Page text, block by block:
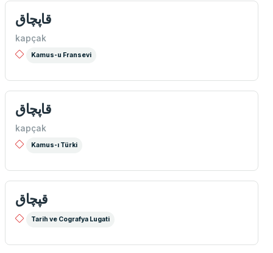
قاپچاق
kapçak
Kamus-u Fransevi
قاپچاق
kapçak
Kamus-ı Türki
قپچاق
Tarih ve Cografya Lugati